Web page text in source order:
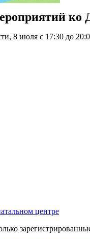
ко
июля с 17:30 до
центре